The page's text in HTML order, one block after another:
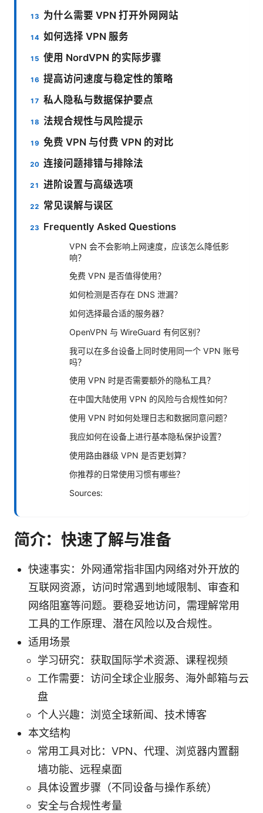
为什么需要 VPN 打开外网网站
如何选择 VPN 服务
使用 NordVPN 的实际步骤
提高访问速度与稳定性的策略
私人隐私与数据保护要点
法规合规性与风险提示
免费 VPN 与付费 VPN 的对比
连接问题排错与排除法
进阶设置与高级选项
常见误解与误区
Frequently Asked Questions
VPN 会不会影响上网速度，应该怎么降低影
响？
免费 VPN 是否值得使用？
如何检测是否存在 DNS 泄漏？
如何选择最合适的服务器？
OpenVPN 与 WireGuard 有何区别？
我可以在多台设备上同时使用同一个 VPN 账号
吗？
使用 VPN 时是否需要额外的隐私工具？
在中国大陆使用 VPN 的风险与合规性如何？
使用 VPN 时如何处理日志和数据同意问题？
我应如何在设备上进行基本隐私保护设置？
使用路由器级 VPN 是否更划算？
你推荐的日常使用习惯有哪些？
Sources:
简介：快速了解与准备
快速事实：外网通常指非国内网络对外开放的
互联网资源，访问时常遇到地域限制、审查和
网络阻塞等问题。要稳妥地访问，需理解常用
工具的工作原理、潜在风险以及合规性。
适用场景
学习研究：获取国际学术资源、课程视频
工作需要：访问全球企业服务、海外邮箱与云
盘
个人兴趣：浏览全球新闻、技术博客
本文结构
常用工具对比：VPN、代理、浏览器内置翻
墙功能、远程桌面
具体设置步骤（不同设备与操作系统）
安全与合规性考量